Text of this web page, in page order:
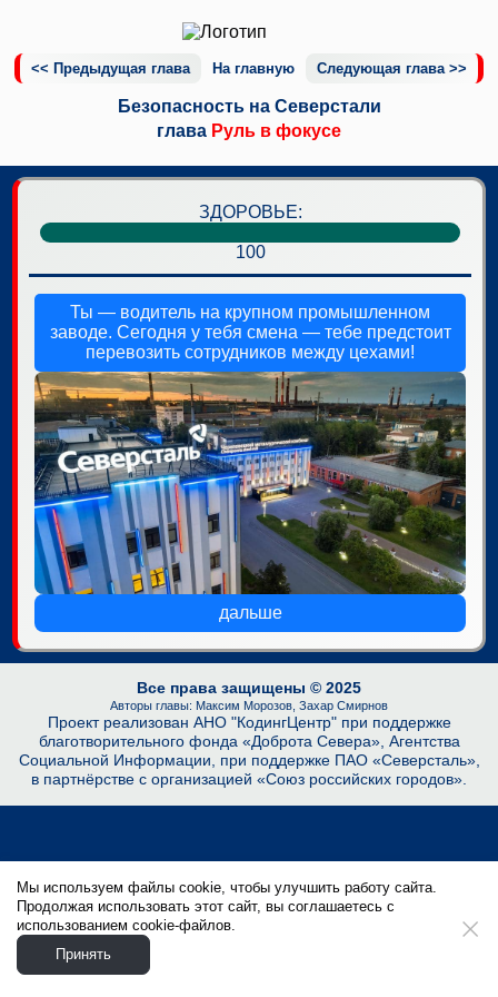
<< Предыдущая глава На главную Следующая глава >>
Безопасность на Северстали
глава Руль в фокусе
ЗДОРОВЬЕ:
100
Ты — водитель на крупном промышленном
заводе. Сегодня у тебя смена — тебе предстоит
перевозить сотрудников между цехами!
дальше
Все права защищены © 2025
Авторы главы: Максим Морозов, Захар Смирнов
Проект реализован АНО "КодингЦентр" при поддержке
благотворительного фонда «Доброта Севера», Агентства
Социальной Информации, при поддержке ПАО «Северсталь»,
в партнёрстве с организацией «Союз российских городов».
Мы используем файлы cookie, чтобы улучшить работу сайта.
Продолжая использовать этот сайт, вы соглашаетесь с
использованием cookie-файлов.
Принять